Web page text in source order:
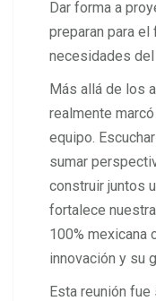
Dar forma a
preparan para
necesidades del
Más allá de los
realmente
equipo.
sumar
construir juntos
fortalece
100% mexicana
innovación y su
Esta reunión